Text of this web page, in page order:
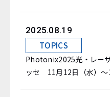
2025.08.19
TOPICS
Photonix2025光・レー
ッセ 11月12日（水）～